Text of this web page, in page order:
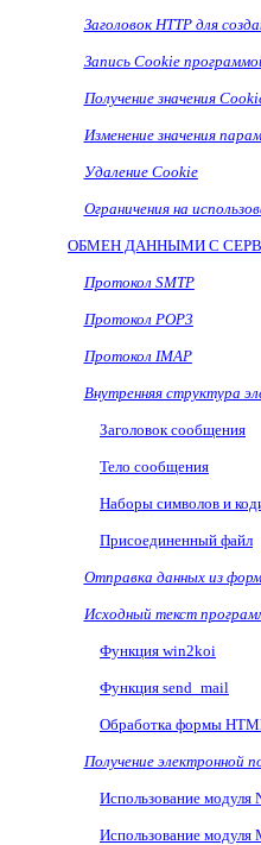
Заголовок HTTPдля
Запись Cookie
Получение значения
Изменение значения
Удаление Cookie
Ограничения на
ОБМЕН ДАННЫМИ С
Протокол SMTP
Протокол POP3
Протокол IMAP
Внутренняя структура
Заголовок сообщения
Тело сообщения
Наборы символов и
Присоединенный файл
Отправка данных из
Исходный текст
Функция win2koi
Функция send_mail
Обработка формы
Получение электронной
Использование модуля
Использование модуля